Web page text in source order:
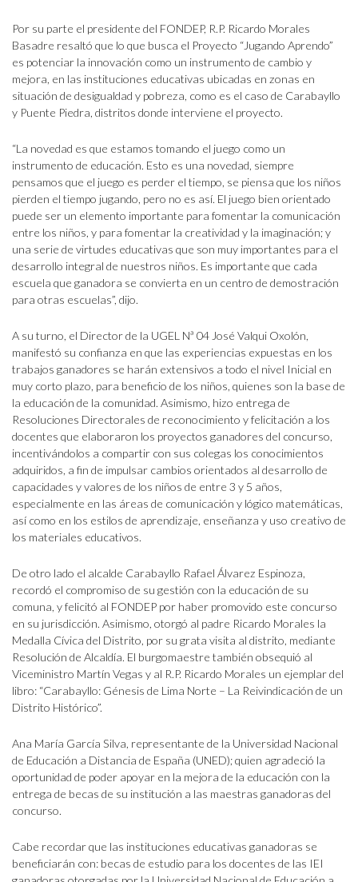
Por su parte el presidente del FONDEP, R.P. Ricardo Morales
Basadre resaltó que lo que busca el Proyecto “Jugando Aprendo”
es potenciar la innovación como un instrumento de cambio y
mejora, en las instituciones educativas ubicadas en zonas en
situación de desigualdad y pobreza, como es el caso de Carabayllo
y Puente Piedra, distritos donde interviene el proyecto.
“La novedad es que estamos tomando el juego como un
instrumento de educación. Esto es una novedad, siempre
pensamos que el juego es perder el tiempo, se piensa que los niños
pierden el tiempo jugando, pero no es así. El juego bien orientado
puede ser un elemento importante para fomentar la comunicación
entre los niños, y para fomentar la creatividad y la imaginación; y
una serie de virtudes educativas que son muy importantes para el
desarrollo integral de nuestros niños. Es importante que cada
escuela que ganadora se convierta en un centro de demostración
para otras escuelas”, dijo.
A su turno, el Director de la UGEL Nª 04 José Valqui Oxolón,
manifestó su confianza en que las experiencias expuestas en los
trabajos ganadores se harán extensivos a todo el nivel Inicial en
muy corto plazo, para beneficio de los niños, quienes son la base de
la educación de la comunidad. Asimismo, hizo entrega de
Resoluciones Directorales de reconocimiento y felicitación a los
docentes que elaboraron los proyectos ganadores del concurso,
incentivándolos a compartir con sus colegas los conocimientos
adquiridos, a fin de impulsar cambios orientados al desarrollo de
capacidades y valores de los niños de entre 3 y 5 años,
especialmente en las áreas de comunicación y lógico matemáticas,
así como en los estilos de aprendizaje, enseñanza y uso creativo de
los materiales educativos.
De otro lado el alcalde Carabayllo Rafael Álvarez Espinoza,
recordó el compromiso de su gestión con la educación de su
comuna, y felicitó al FONDEP por haber promovido este concurso
en su jurisdicción. Asimismo, otorgó al padre Ricardo Morales la
Medalla Cívica del Distrito, por su grata visita al distrito, mediante
Resolución de Alcaldía. El burgomaestre también obsequió al
Viceministro Martín Vegas y al R.P. Ricardo Morales un ejemplar del
libro: “Carabayllo: Génesis de Lima Norte – La Reivindicación de un
Distrito Histórico”.
Ana María García Silva, representante de la Universidad Nacional
de Educación a Distancia de España (UNED); quien agradeció la
oportunidad de poder apoyar en la mejora de la educación con la
entrega de becas de su institución a las maestras ganadoras del
concurso.
Cabe recordar que las instituciones educativas ganadoras se
beneficiarán con: becas de estudio para los docentes de las IEI